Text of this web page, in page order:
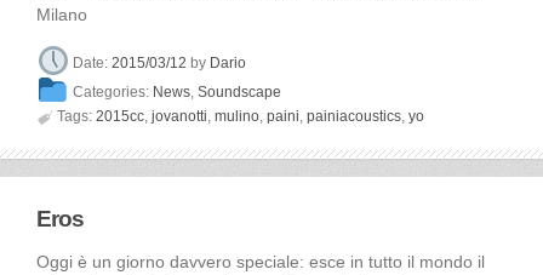
Milano
Date:2015/03/12 by Dario
Categories: News ,Soundscape
 Tags: 2015cc jovanotti mulino paini painiacoustics yo
Eros
Oggi è un giorno davvero speciale: esce in tutto il mondo il